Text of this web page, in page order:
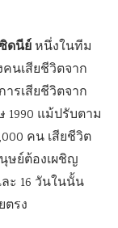
ดนีย์หนึ่งในทีม
นเสียชีวิตจาก
รเสียชีวิตจาก
1990 แม้ปรับตาม
คน เสียชีวิต
ษย์ต้องเผชิญ
ะ 16 วันในนั้น
ตรง